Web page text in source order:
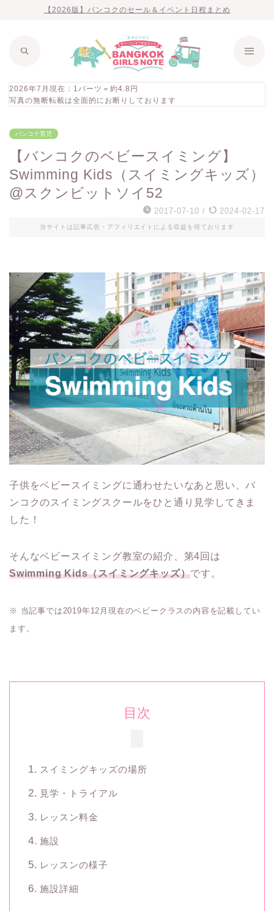
【2026版】バンコクのセール＆イベント日程まとめ
2026年7月現在：1バーツ＝約4.8円
写真の無断転載は全面的にお断りしております
バンコク育児
【バンコクのベビースイミング】
Swimming Kids（スイミングキッズ）
@スクンビットソイ52
2017-07-10 / 2024-02-17
当サイトは記事広告・アフィリエイトによる収益を得ております
子供をベビースイミングに通わせたいなあと思い、バ
ンコクのスイミングスクールをひと通り見学してきま
した！
そんなベビースイミング教室の紹介、第4回は
Swimming Kids（スイミングキッズ）です。
※ 当記事では2019年12月現在のベビークラスの内容を記載してい
ます。
目次
スイミングキッズの場所
見学・トライアル
レッスン料金
施設
レッスンの様子
施設詳細